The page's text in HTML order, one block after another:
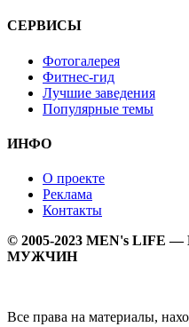
СЕРВИСЫ
Фотогалерея
Фитнес-гид
Лучшие заведения
Популярные темы
ИНФО
О проекте
Реклама
Контакты
© 2005-2023 MEN's
МУЖЧИН
Все права на материалы,